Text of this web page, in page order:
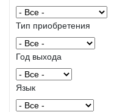
Тип приобретения
Год выхода
Язык